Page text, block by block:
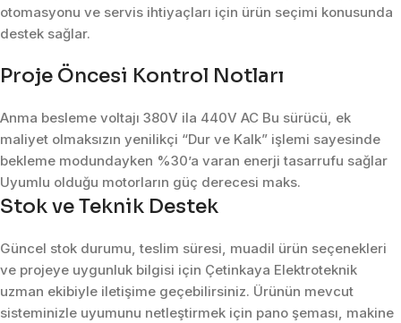
otomasyonu ve servis ihtiyaçları için ürün seçimi konusunda
destek sağlar.
Proje Öncesi Kontrol Notları
Anma besleme voltajı 380V ila 440V AC Bu sürücü, ek
maliyet olmaksızın yenilikçi “Dur ve Kalk” işlemi sayesinde
bekleme modundayken %30’a varan enerji tasarrufu sağlar
Uyumlu olduğu motorların güç derecesi maks.
Stok ve Teknik Destek
Güncel stok durumu, teslim süresi, muadil ürün seçenekleri
ve projeye uygunluk bilgisi için Çetinkaya Elektroteknik
uzman ekibiyle iletişime geçebilirsiniz. Ürünün mevcut
sisteminizle uyumunu netleştirmek için pano şeması, makine